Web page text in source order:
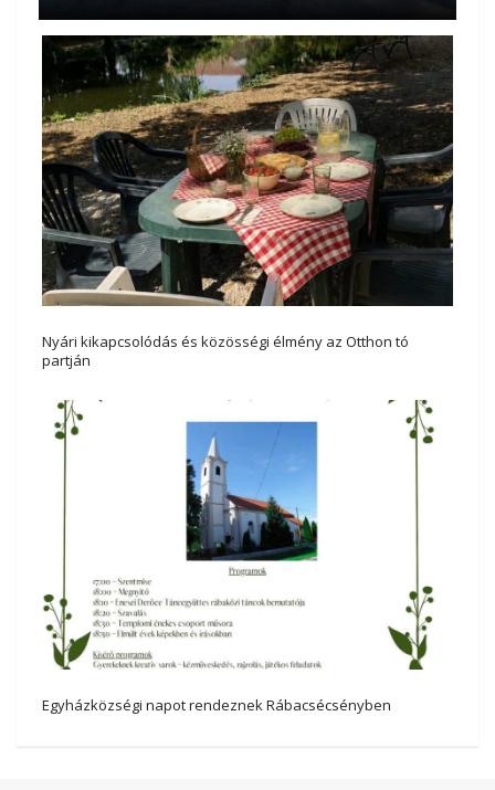
Nyári kikapcsolódás és közösségi élmény az Otthon tó
partján
Egyházközségi napot rendeznek Rábacsécsényben